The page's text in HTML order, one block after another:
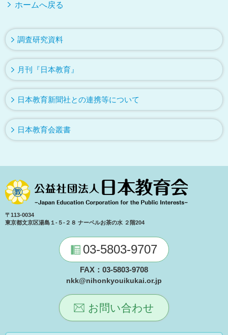
ホームへ戻る
調査研究資料
月刊『日本教育』
日本教育新聞社との連携等について
日本教育会叢書
〒113-0034
東京都文京区湯島１-５-２８ ナーベルお茶の水 ２階204
03-5803-9707
FAX：03-5803-9708
nkk@nihonkyouikukai.or.jp
お問い合わせ